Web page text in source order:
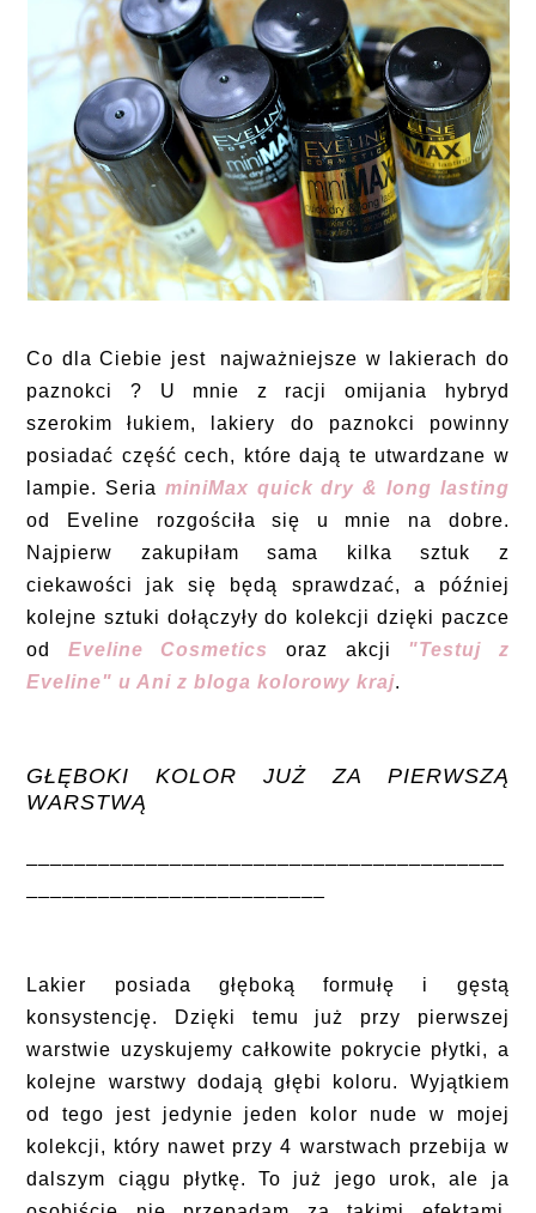
Co dla Ciebie jest najważniejsze w lakierach do
paznokci ? U mnie z racji omijania hybryd
szerokim łukiem, lakiery do paznokci powinny
posiadać część cech, które dają te utwardzane w
lampie. Seria miniMax quick dry & long lasting
od Eveline rozgościła się u mnie na dobre.
Najpierw zakupiłam sama kilka sztuk z
ciekawości jak się będą sprawdzać, a później
kolejne sztuki dołączyły do kolekcji dzięki paczce
od Eveline Cosmetics oraz akcji
"Testuj z
Eveline" u Ani z bloga kolorowy kraj.
GŁĘBOKI KOLOR JUŻ ZA PIERWSZĄ
WARSTWĄ
Lakier posiada głęboką formułę i gęstą
konsystencję. Dzięki temu już przy pierwszej
warstwie uzyskujemy całkowite pokrycie płytki, a
kolejne warstwy dodają głębi koloru. Wyjątkiem
od tego jest jedynie jeden kolor nude w mojej
kolekcji, który nawet przy 4 warstwach przebija w
dalszym ciągu płytkę. To już jego urok, ale ja